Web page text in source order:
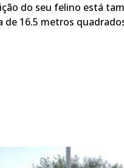
do seu felino está
de 16.5 metros